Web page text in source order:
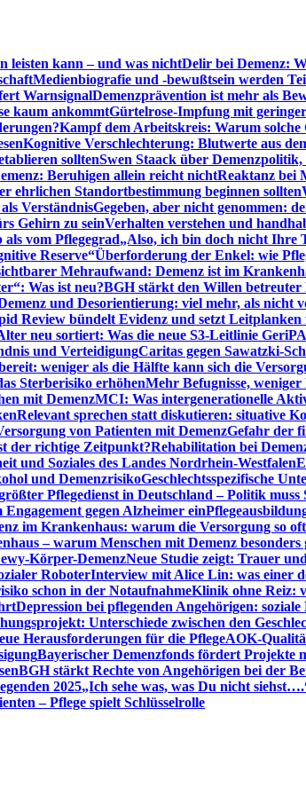
leisten kann – und was nichtDelir bei Demenz:
Medienbiografie und -bewußtsein werden
WarnsignalDemenzprävention ist mehr als
kaum ankommtGürtelrose-Impfung mit
Kampf dem Arbeitskreis: Warum solche
Kognitive Verschlechterung: Blutwerte aus
solltenSwen Staack über
Beruhigen allein reicht nichtReaktanz bei
ehrlichen Standortbestimmung beginnen sollten
VerständnisGegeben, aber nicht genommen:
Gehirn zu seinVerhalten verstehen und
vom Pflegegrad„Also, ich bin doch nicht Ihre
Reserve“Überforderung der Enkel: wie
Mehraufwand: Demenz ist im
Was ist neu?BGH stärkt den Willen betreuter
und Desorientierung: viel mehr, als nicht
Review bündelt Evidenz und setzt
neu sortiert: Was die neue S3-Leitlinie
und VerteidigungCaritas gegen Sawatzki-
weniger als die Hälfte kann sich die
Sterberisiko erhöhenMehr Befugnisse,
mit DemenzMCI: Was intergenerationelle
Relevant sprechen statt diskutieren: situative
von Patienten mit DemenzGefahr der
der richtige Zeitpunkt?Rehabilitation bei
und Soziales des Landes Nordrhein-Westfalen
und DemenzrisikoGeschlechtsspezifische
Pflegedienst in Deutschland – Politik muss
gegen Alzheimer ein
im Krankenhaus: warum die Versorgung so
– warum Menschen mit Demenz besonders
Körper-DemenzNeue Studie zeigt: Trauer
RoboterInterview mit Alice Lin: was einer
schon in der NotaufnahmeKlinik ohne Reiz:
Depression bei pflegenden Angehörigen:
Unterschiede zwischen den
Herausforderungen für die PflegeAOK-
Bayerischer Demenzfonds fördert Projekte
BGH stärkt Rechte von Angehörigen bei der
2025„Ich sehe was, was Du nicht
– Pflege spielt Schlüsselrolle